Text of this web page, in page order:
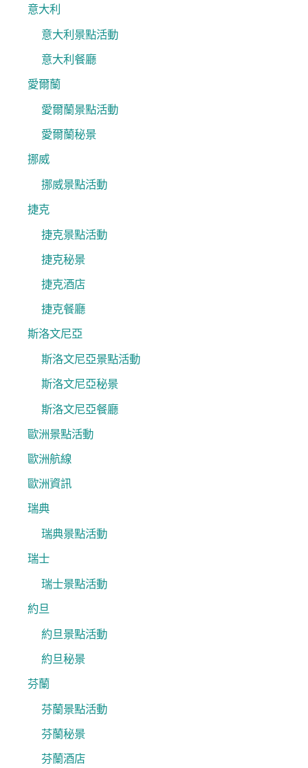
意大利
意大利景點活動
意大利餐廳
愛爾蘭
愛爾蘭景點活動
愛爾蘭秘景
挪威
挪威景點活動
捷克
捷克景點活動
捷克秘景
捷克酒店
捷克餐廳
斯洛文尼亞
斯洛文尼亞景點活動
斯洛文尼亞秘景
斯洛文尼亞餐廳
歐洲景點活動
歐洲航線
歐洲資訊
瑞典
瑞典景點活動
瑞士
瑞士景點活動
約旦
約旦景點活動
約旦秘景
芬蘭
芬蘭景點活動
芬蘭秘景
芬蘭酒店